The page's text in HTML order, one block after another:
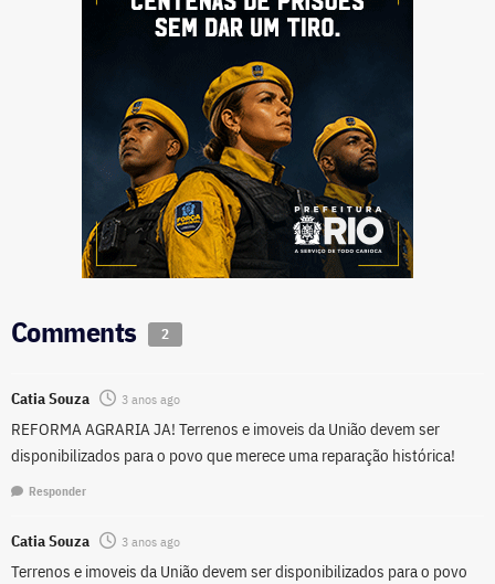
Comments 2
Catia Souza 3 anos ago
REFORMA AGRARIA JA! Terrenos e imoveis da União devem ser
disponibilizados para o povo que merece uma reparação histórica!
Responder
Catia Souza 3 anos ago
Terrenos e imoveis da União devem ser disponibilizados para o povo